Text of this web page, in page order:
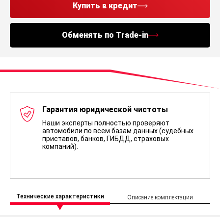
Купить в кредит
Обменять по Trade-in
Гарантия юридической чистоты
Наши эксперты полностью проверяют
автомобили по всем базам данных (судебных
приставов, банков, ГИБДД, страховых
компаний).
Технические характеристики Описание комплектации